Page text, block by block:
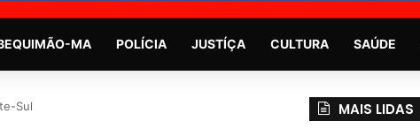
MA POLÍCIA JUSTÍÇA CULTURA SAÚDE
Sul MAIS LIDAS